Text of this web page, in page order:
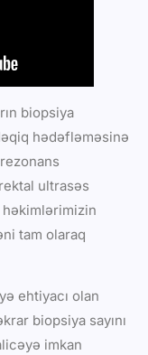
biopsiya
hədəfləməsinə
ultrasəs
tam olaraq
ehtiyacı olan
biopsiya sayını
imkan